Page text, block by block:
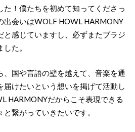
た！僕たちを初めて知ってくださっ
出会いはWOLF HOWL HARMONY
と感じていますし、必ずまたブラジ
た。
、国や⾔語の壁を越えて、⾳楽を通
届けたいという想いを掲げて活動し
HARMONYだからこそ表現できる
繋がっていきたいです。